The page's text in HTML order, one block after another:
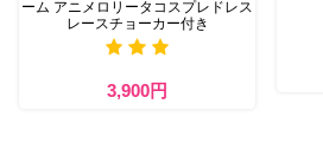
ーム アニメロリータコスプレドレス
レースチョーカー付き
3,900円